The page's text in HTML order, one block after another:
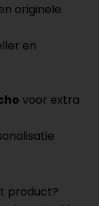
originele
en
voor extra
product?